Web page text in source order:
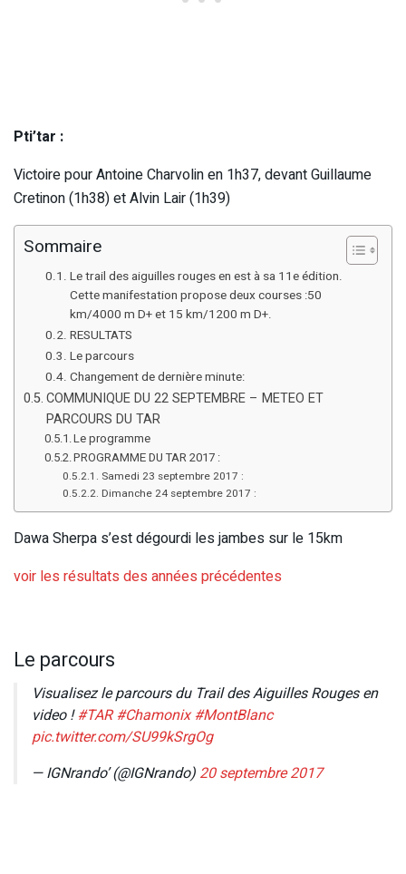
Pti’tar :
Victoire pour Antoine Charvolin en 1h37, devant Guillaume
Cretinon (1h38) et Alvin Lair (1h39)
Sommaire
Le trail des aiguilles rouges en est à sa 11e édition.
Cette manifestation propose deux courses :50
km/4000 m D+ et 15 km/1200 m D+.
RESULTATS
Le parcours
Changement de dernière minute:
COMMUNIQUE DU 22 SEPTEMBRE – METEO ET
PARCOURS DU TAR
Le programme
PROGRAMME DU TAR 2017 :
Samedi 23 septembre 2017 :
Dimanche 24 septembre 2017 :
Dawa Sherpa s’est dégourdi les jambes sur le 15km
voir les résultats des années précédentes
Le parcours
Visualisez le parcours du Trail des Aiguilles Rouges en
video !#TAR #Chamonix #MontBlanc
pic.twitter.com/SU99kSrgOg
— IGNrando’ (@IGNrando) 20 septembre 2017